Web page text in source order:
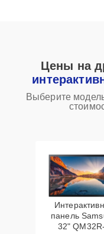
Цены на
Выберите
панель
32"